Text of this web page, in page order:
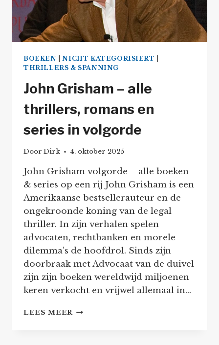
VOLGORDE
BOEKEN |NICHT KATEGORISIERT
THRILLERS & SPANNING
John Grisham – alle
thrillers, romans en
series in volgorde
Door Dirk 4. oktober 2025
John Grisham volgorde – alle boeken
& series op een rij John Grisham is een
Amerikaanse bestsellerauteur en de
ongekroonde koning van de legal
thriller. In zijn verhalen spelen
advocaten, rechtbanken en morele
dilemma’s de hoofdrol. Sinds zijn
doorbraak met Advocaat van de duivel
zijn zijn boeken wereldwijd miljoenen
keren verkocht en vrijwel allemaal in…
LEES MEER JOHN